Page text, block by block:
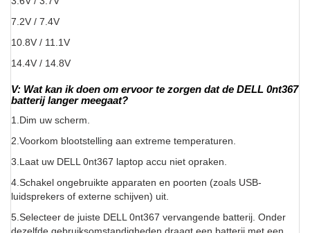
7.2V / 7.4V
10.8V / 11.1V
14.4V / 14.8V
V: Wat kan ik doen om ervoor te zorgen dat de DELL 0nt367
batterij langer meegaat?
1.Dim uw scherm.
2.Voorkom blootstelling aan extreme temperaturen.
3.Laat uw DELL 0nt367 laptop accu niet opraken.
4.Schakel ongebruikte apparaten en poorten (zoals USB-
luidsprekers of externe schijven) uit.
5.Selecteer de juiste DELL 0nt367 vervangende batterij. Onder